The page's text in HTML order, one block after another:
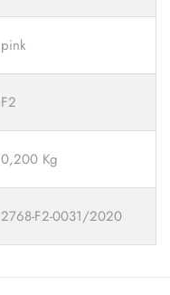
pink
F2
0,200 Kg
2768-F2-0031/2020